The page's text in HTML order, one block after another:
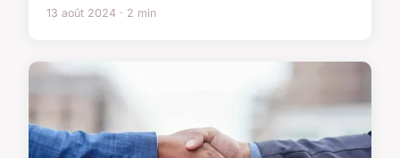
13 août 2024 · 2 min